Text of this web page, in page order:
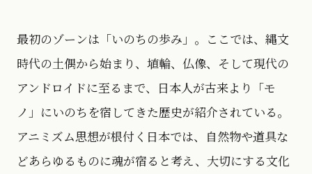
最初のゾーンは「いのちの歩み」。ここでは、縄文
時代の土偶から始まり、埴輪、仏像、そして現代の
アンドロイドに至るまで、日本人が古来より「モ
ノ」にいのちを宿してきた歴史が紹介されている。
アニミズム思想が根付く日本では、自然物や道具な
どあらゆるものに魂が宿ると考え、大切にする文化